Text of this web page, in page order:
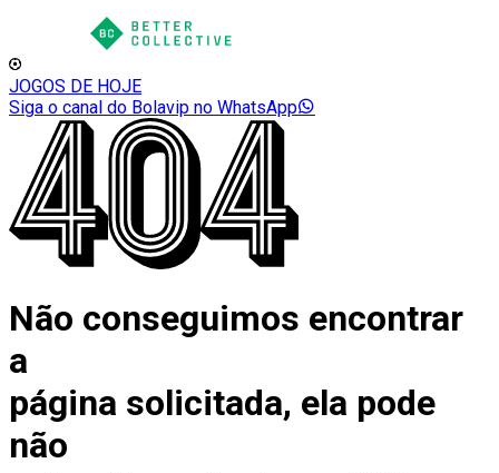
JOGOS DE HOJE
Siga o canal do Bolavip no WhatsApp
Não conseguimos encontrar
a
página solicitada, ela pode
não